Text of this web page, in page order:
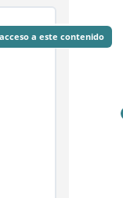
0/2
pasos
a este contenido